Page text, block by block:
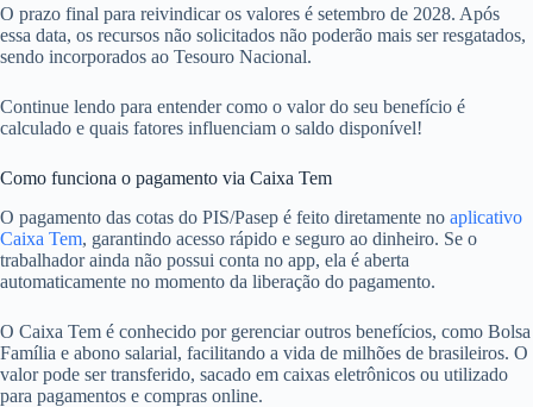
O prazo final para reivindicar os valores é setembro de 2028. Após
essa data, os recursos não solicitados não poderão mais ser resgatados,
sendo incorporados ao Tesouro Nacional.
Continue lendo para entender como o valor do seu benefício é
calculado e quais fatores influenciam o saldo disponível!
Como funciona o pagamento via Caixa Tem
O pagamento das cotas do PIS/Pasep é feito diretamente no aplicativo
Caixa Tem, garantindo acesso rápido e seguro ao dinheiro. Se o
trabalhador ainda não possui conta no app, ela é aberta
automaticamente no momento da liberação do pagamento.
O Caixa Tem é conhecido por gerenciar outros benefícios, como Bolsa
Família e abono salarial, facilitando a vida de milhões de brasileiros. O
valor pode ser transferido, sacado em caixas eletrônicos ou utilizado
para pagamentos e compras online.